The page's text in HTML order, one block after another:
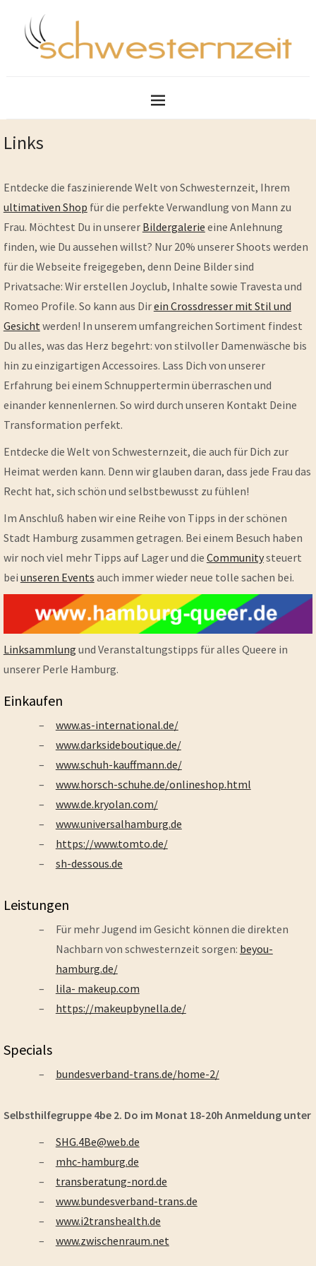
Links
Entdecke die faszinierende Welt von Schwesternzeit, Ihrem
ultimativen Shop für die perfekte Verwandlung von Mann zu
Frau. Möchtest Du in unserer Bildergalerie eine Anlehnung
finden, wie Du aussehen willst? Nur 20% unserer Shoots werden
für die Webseite freigegeben, denn Deine Bilder sind
Privatsache: Wir erstellen Joyclub, Inhalte sowie Travesta und
Romeo Profile. So kann aus Direin Crossdresser mit Stil und
Gesichtwerden! In unserem umfangreichen Sortiment findest
Du alles, was das Herz begehrt: von stilvoller Damenwäsche bis
hin zu einzigartigen Accessoires. Lass Dich von unserer
Erfahrung bei einem Schnuppertermin überraschen und
einander kennenlernen. So wird durch unseren Kontakt Deine
Transformation perfekt.
Entdecke die Welt von Schwesternzeit, die auch für Dich zur
Heimat werden kann. Denn wir glauben daran, dass jede Frau das
Recht hat, sich schön und selbstbewusst zu fühlen!
Im Anschluß haben wir eine Reihe von Tipps in der schönen
Stadt Hamburg zusammen getragen. Bei einem Besuch haben
wir noch viel mehr Tipps auf Lager und die Communitysteuert
bei unseren Events auch immer wieder neue tolle sachen bei.
Linksammlung und Veranstaltungstipps für alles Queere in
unserer Perle Hamburg.
Einkaufen
www.as-international.de/
www.darksideboutique.de/
www.schuh-kauffmann.de/
www.horsch-schuhe.de/onlineshop.html
www.de.kryolan.com/
www.universalhamburg.de
https://www.tomto.de/
sh-dessous.de
Leistungen
Für mehr Jugend im Gesicht können die direkten
Nachbarn von schwesternzeit sorgen: beyou-
hamburg.de/
lila- makeup.com
https://makeupbynella.de/
Specials
bundesverband-trans.de/home-2/
Selbsthilfegruppe 4be 2. Do im Monat 18-20h Anmeldung unter
SHG.4Be@web.de
mhc-hamburg.de
transberatung-nord.de
www.bundesverband-trans.de
www.i2transhealth.de
www.zwischenraum.net